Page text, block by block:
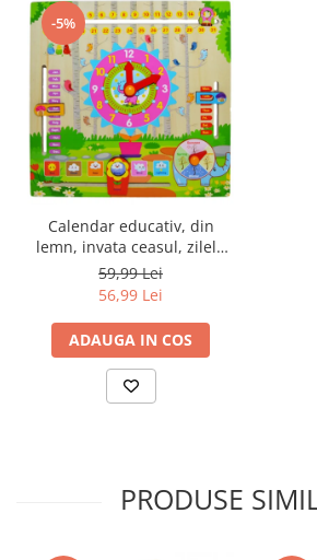
-5%
Calendar educativ, din
lemn, invata ceasul, zilele
lunii, saptamanile
59,99 Lei
56,99 Lei
ADAUGA IN COS
PRODUSE